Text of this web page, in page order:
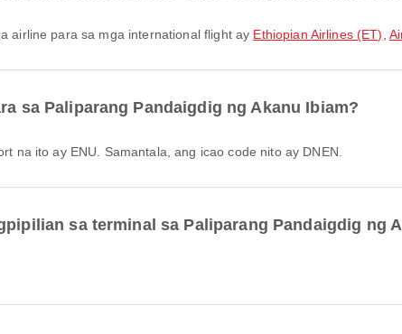
airline para sa mga international flight ay Ethiopian Airlines (ET)
sa Paliparang Pandaigdig ng Akanu Ibiam?
na ito ay ENU. Samantala, ang icao code nito ay DNEN.
sa terminal sa Paliparang Pandaigdig ng